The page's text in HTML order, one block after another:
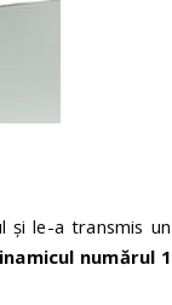
și le-a transmis un
numărul 1